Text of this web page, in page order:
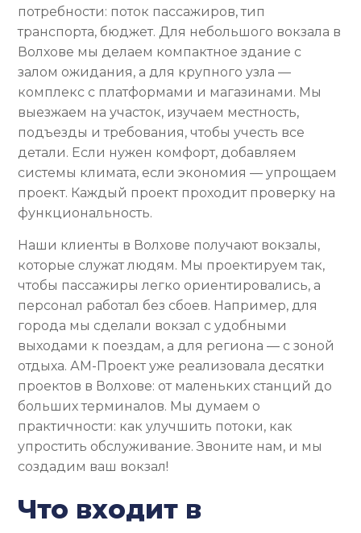
потребности: поток пассажиров, тип
транспорта, бюджет. Для небольшого вокзала в
Волхове мы делаем компактное здание с
залом ожидания, а для крупного узла —
комплекс с платформами и магазинами. Мы
выезжаем на участок, изучаем местность,
подъезды и требования, чтобы учесть все
детали. Если нужен комфорт, добавляем
системы климата, если экономия — упрощаем
проект. Каждый проект проходит проверку на
функциональность.
Наши клиенты в Волхове получают вокзалы,
которые служат людям. Мы проектируем так,
чтобы пассажиры легко ориентировались, а
персонал работал без сбоев. Например, для
города мы сделали вокзал с удобными
выходами к поездам, а для региона — с зоной
отдыха. АМ-Проект уже реализовала десятки
проектов в Волхове: от маленьких станций до
больших терминалов. Мы думаем о
практичности: как улучшить потоки, как
упростить обслуживание. Звоните нам, и мы
создадим ваш вокзал!
Что входит в